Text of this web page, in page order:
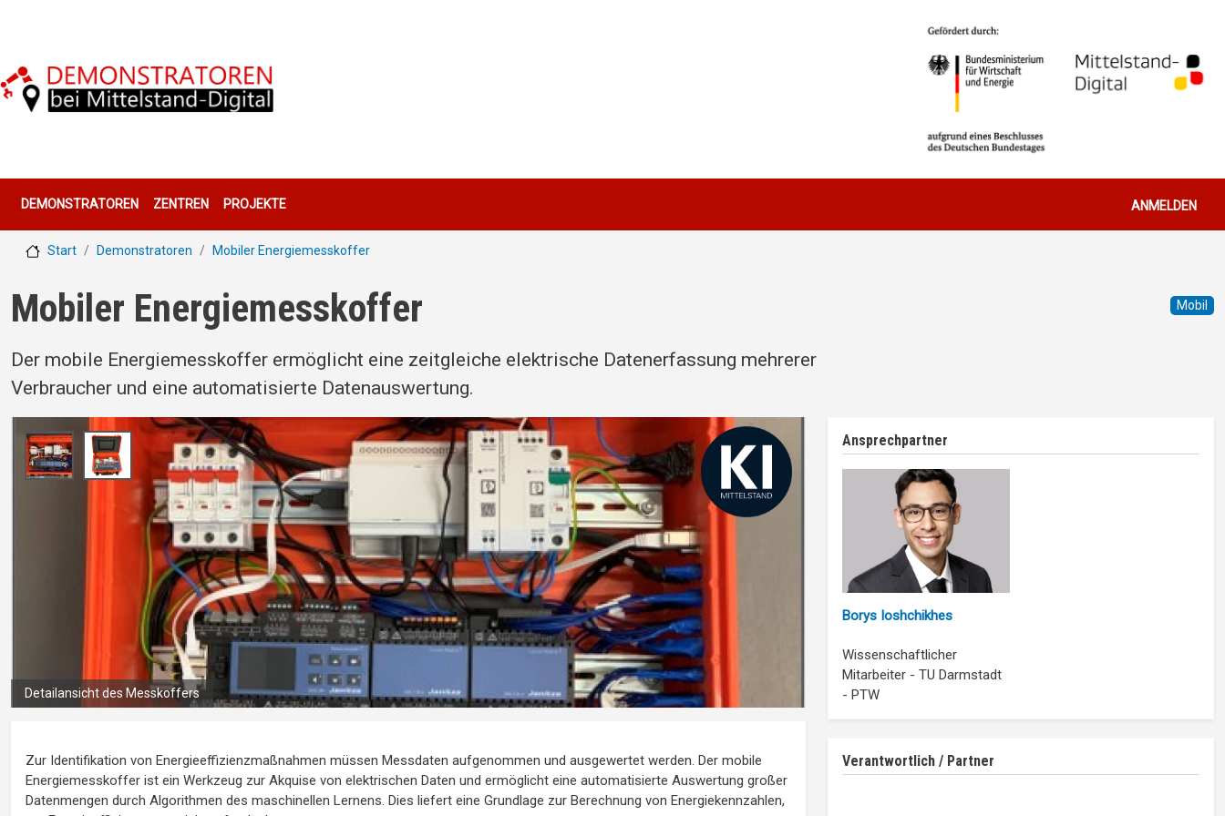
Hauptnavigation
DEMONSTRATOREN ZENTREN PROJEKTE ANMELDEN
Start Demonstratoren Mobiler Energiemesskoffer
Mobiler Energiemesskoffer
Der mobile Energiemesskoffer ermöglicht eine zeitgleiche elektrische Datenerfassung mehrerer
Verbraucher und eine automatisierte Datenauswertung.
Mobil
Detailansicht des Messkoffers
Zur Identifikation von Energieeffizienzmaßnahmen müssen Messdaten aufgenommen und ausgewertet werden. Der mobile
Energiemesskoffer ist ein Werkzeug zur Akquise von elektrischen Daten und ermöglicht eine automatisierte Auswertung großer
Datenmengen durch Algorithmen des maschinellen Lernens. Dies liefert eine Grundlage zur Berechnung von Energiekennzahlen,
Ansprechpartner
Borys Ioshchikhes
Wissenschaftlicher
Mitarbeiter - TU Darmstadt
- PTW
Verantwortlich / Partner